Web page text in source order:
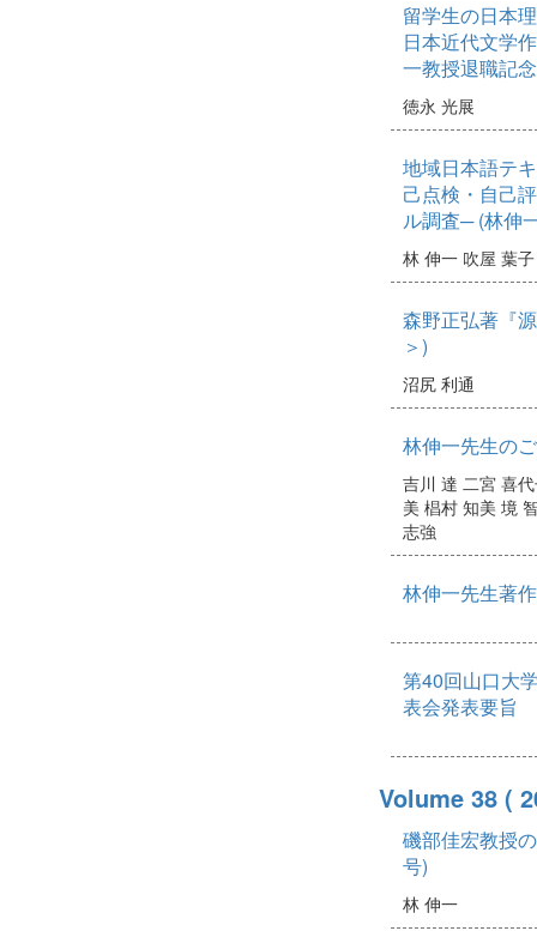
留学生の日本
日本近代文学
一教授退職記
徳永 光展
地域日本語テ
己点検・自己
ル調査─ (林伸
林 伸一 吹屋 葉子
森野正弘著『
＞)
沼尻 利通
林伸一先生の
吉川 達 二宮 喜
美 椙村 知美 境
志強
林伸一先生著
第40回山口大
表会発表要旨
Volume 38 (
磯部佳宏教授
号)
林 伸一